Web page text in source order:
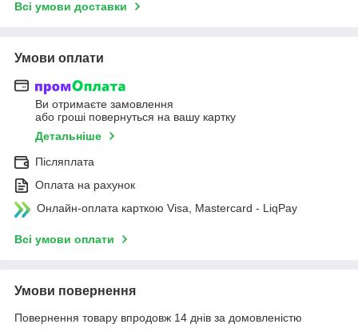
Всі умови доставки
Умови оплати
Ви отримаєте замовлення
або гроші повернуться на вашу картку
Детальніше
Післяплата
Оплата на рахунок
Онлайн-оплата карткою Visa, Mastercard - LiqPay
Всі умови оплати
Умови повернення
Повернення товару впродовж 14 днів за домовленістю